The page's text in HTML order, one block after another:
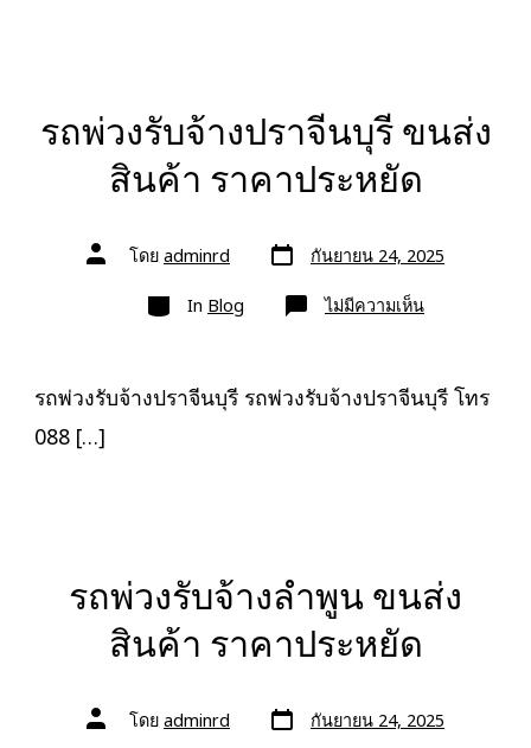
รถพ่วงรับจ้างปราจีนบุรี ขนส่ง
สินค้า ราคาประหยัด
ผู้
เขียน โดย adminrd วัน
ที่
เรื่อง
กันยายน 24, 2025
หมวด
In Blog ไม่มีความเห็นบน
รถ
ขนส่ง
สินค้า
รถพ่วงรับจ้างปราจีนบุรี รถพ่วงรับจ้างปราจีนบุรี โทร
088 […]
รถพ่วงรับจ้างลำพูน ขนส่ง
สินค้า ราคาประหยัด
ผู้
เขียน โดย adminrd วัน
ที่
กันยายน 24, 2025